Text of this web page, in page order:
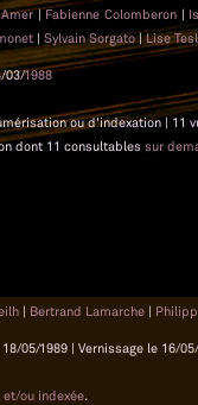
Amer|Fabienne Colomberon |
| Sylvain Sorgato|Lise
03/1988
ou d'indexation | 11
dont 11 consultables sur
| Bertrand Lamarche |
05/1989 | Vernissage le 16/05/
ou indexée.